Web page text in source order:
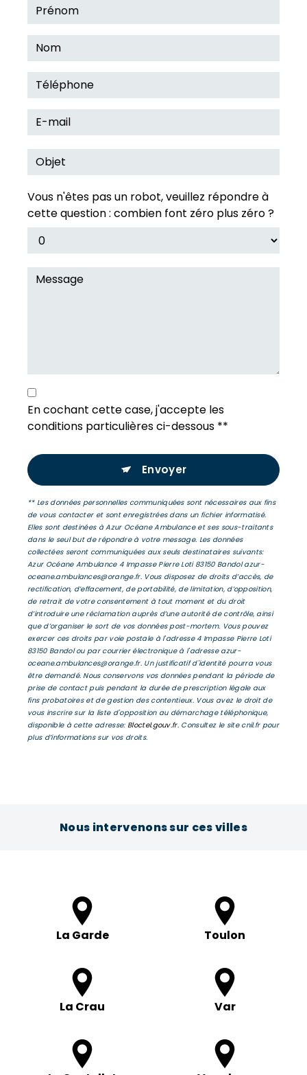
Vous n'êtes pas un robot, veuillez répondre à
cette question : combien font zéro plus zéro ?
En cochant cette case, j'accepte les
conditions particulières ci-dessous **
Envoyer
** Les données personnelles communiquées sont nécessaires aux fins
de vous contacter et sont enregistrées dans un fichier informatisé.
Elles sont destinées à Azur Océane Ambulance et ses sous-traitants
dans le seul but de répondre à votre message. Les données
collectées seront communiquées aux seuls destinataires suivants:
Azur Océane Ambulance 4 Impasse Pierre Loti 83150 Bandol azur-
oceane.ambulances@orange.fr. Vous disposez de droits d’accès, de
rectification, d’effacement, de portabilité, de limitation, d’opposition,
de retrait de votre consentement à tout moment et du droit
d’introduire une réclamation auprès d’une autorité de contrôle, ainsi
que d’organiser le sort de vos données post-mortem. Vous pouvez
exercer ces droits par voie postale à l'adresse 4 Impasse Pierre Loti
83150 Bandol ou par courrier électronique à l'adresse azur-
oceane.ambulances@orange.fr. Un justificatif d'identité pourra vous
être demandé. Nous conservons vos données pendant la période de
prise de contact puis pendant la durée de prescription légale aux
fins probatoires et de gestion des contentieux. Vous avez le droit de
vous inscrire sur la liste d'opposition au démarchage téléphonique,
disponible à cette adresse: Bloctel.gouv.fr. Consultez le site cnil.fr pour
plus d’informations sur vos droits.
Nous intervenons sur ces villes
La Garde Toulon
La Crau Var